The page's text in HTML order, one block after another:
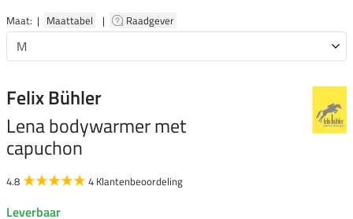
Maat: | Maattabel | Raadgever
Felix Bühler
Lena bodywarmer met
capuchon
4.8 4 Klantenbeoordeling
Leverbaar